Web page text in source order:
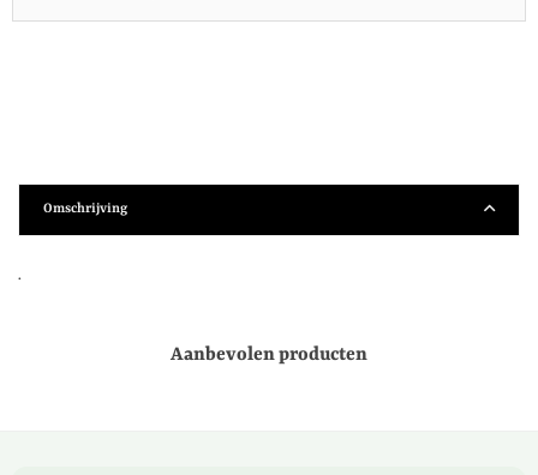
Omschrijving
.
Aanbevolen producten